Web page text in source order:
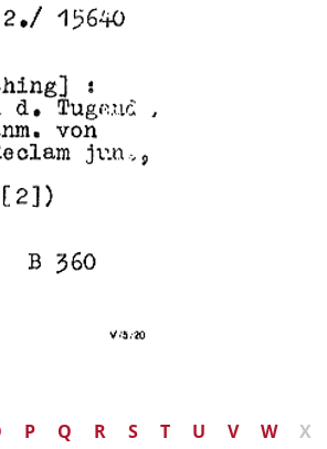
P Q R S T U V W X